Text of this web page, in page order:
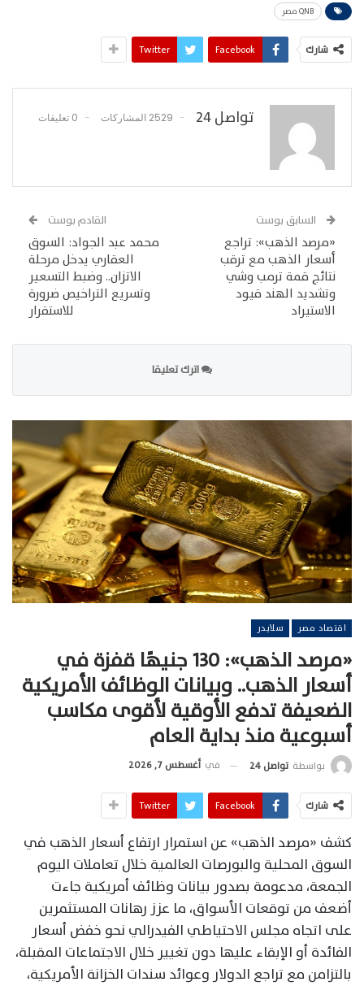
QNB مصر
شارك Facebook
Twitter
تواصل 24 2529 المشاركات 0 تعليقات
السابق بوست
«مرصد الذهب»: تراجع
أسعار الذهب مع ترقب
نتائج قمة ترمب وشي
وتشديد الهند قيود
الاستيراد
القادم بوست
محمد عبد الجواد: السوق
العقاري يدخل مرحلة
الاتزان.. وضبط التسعير
وتسريع التراخيص ضرورة
للاستقرار
اترك تعليقا
اقتصاد مصر سلايدر
«مرصد الذهب»: 130 جنيهًا قفزة في
أسعار الذهب.. وبيانات الوظائف الأمريكية
الضعيفة تدفع الأوقية لأقوى مكاسب
أسبوعية منذ بداية العام
بواسطة تواصل 24 في أغسطس 7, 2026
شارك Facebook
Twitter
كشف «مرصد الذهب» عن استمرار ارتفاع أسعار الذهب في
السوق المحلية والبورصات العالمية خلال تعاملات اليوم
الجمعة، مدعومة بصدور بيانات وظائف أمريكية جاءت
أضعف من توقعات الأسواق، ما عزز رهانات المستثمرين
على اتجاه مجلس الاحتياطي الفيدرالي نحو خفض أسعار
الفائدة أو الإبقاء عليها دون تغيير خلال الاجتماعات المقبلة،
بالتزامن مع تراجع الدولار وعوائد سندات الخزانة الأمريكية،